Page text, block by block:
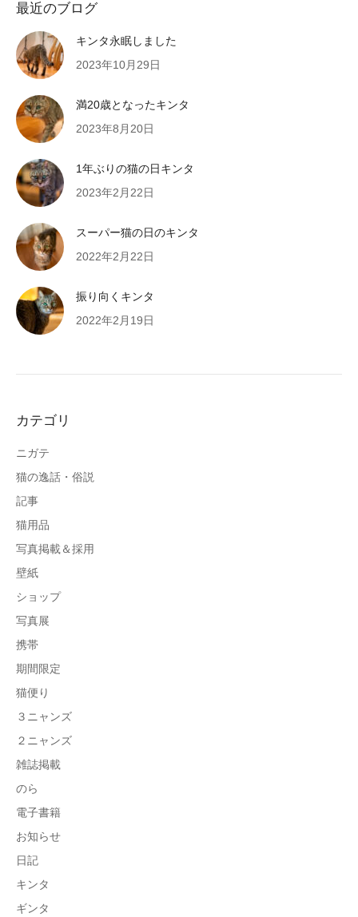
最近のブログ
キンタ永眠しました
2023年10月29日
満20歳となったキンタ
2023年8月20日
1年ぶりの猫の日キンタ
2023年2月22日
スーパー猫の日のキンタ
2022年2月22日
振り向くキンタ
2022年2月19日
カテゴリ
ニガテ
猫の逸話・俗説
記事
猫用品
写真掲載＆採用
壁紙
ショップ
写真展
携帯
期間限定
猫便り
３ニャンズ
２ニャンズ
雑誌掲載
のら
電子書籍
お知らせ
日記
キンタ
ギンタ